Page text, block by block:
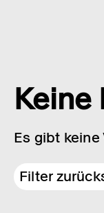
Keine
Es gibt
Filter